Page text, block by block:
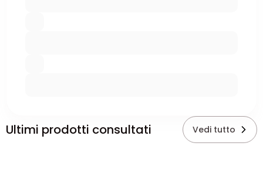
Ultimi prodotti consultati Vedi tutto